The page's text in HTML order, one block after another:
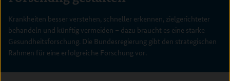
Krankheiten besser verstehen, schneller erkennen, zielgerichteter
behandeln und künftig vermeiden – dazu braucht es eine starke
Gesundheitsforschung. Die Bundesregierung gibt den strategischen
Rahmen für eine erfolgreiche Forschung vor.